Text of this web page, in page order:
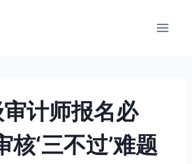
计师报名必
‘三不过’难题